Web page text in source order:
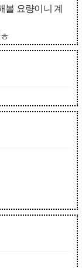
볼 요량이니 계